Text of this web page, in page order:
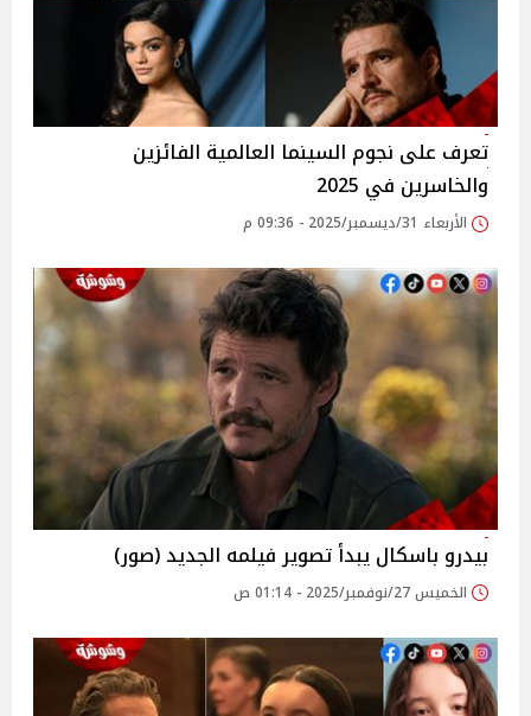
تعرف على نجوم السينما العالمية الفائزين
والخاسرين في 2025
الأربعاء 31/ديسمبر/2025 - 09:36 م
بيدرو باسكال يبدأ تصوير فيلمه الجديد (صور)
الخميس 27/نوفمبر/2025 - 01:14 ص